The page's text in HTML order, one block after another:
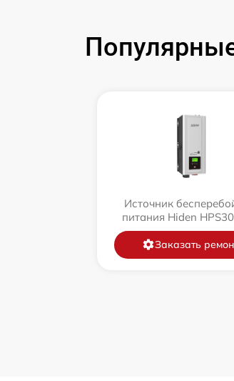
Источник
питания Hiden
Заказать